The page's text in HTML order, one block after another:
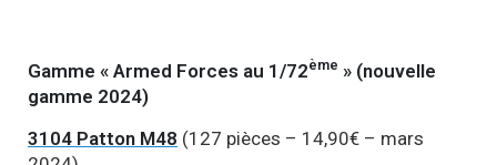
Gamme « Armed Forces au 1/72ème » (nouvelle
gamme 2024)
3104 Patton M48 (127 pièces – 14,90€ – mars